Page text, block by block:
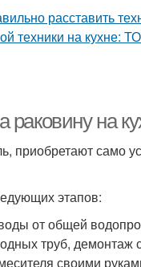
раковину на
приобретают само
этапов:
от общей
труб, демонтаж
своими